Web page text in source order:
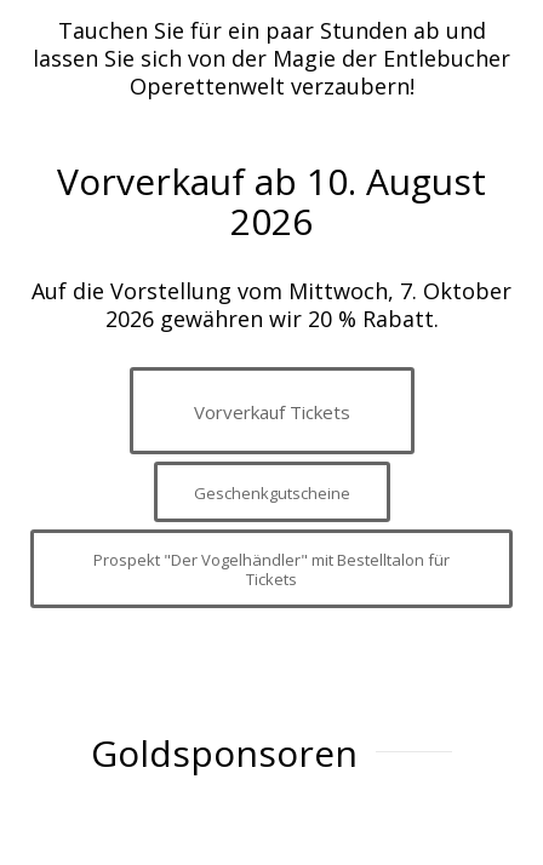
Tauchen Sie für ein paar Stunden ab und
lassen Sie sich von der Magie der Entlebucher
Operettenwelt verzaubern!
Vorverkauf ab 10. August
2026
Auf die Vorstellung vom Mittwoch, 7. Oktober
2026 gewähren wir 20 % Rabatt.
Vorverkauf Tickets
Geschenkgutscheine
Prospekt "Der Vogelhändler" mit Bestelltalon für
Tickets
Goldsponsoren